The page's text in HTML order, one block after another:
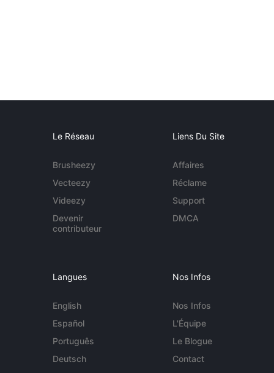
Le Réseau
Brusheezy
Vecteezy
Videezy
Devenir
contributeur
Liens Du Site
Affaires
Réclame
Support
DMCA
Langues
English
Español
Português
Deutsch
Nos Infos
Nos Infos
L'Équipe
Le Blogue
Contact